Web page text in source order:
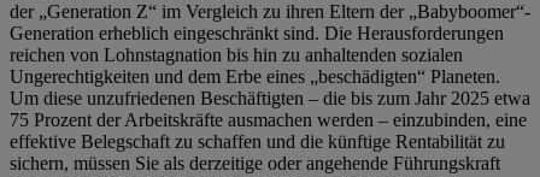
der „Generation Z“ im Vergleich zu ihren Eltern der „Babyboomer“-
Generation erheblich eingeschränkt sind. Die Herausforderungen
reichen von Lohnstagnation bis hin zu anhaltenden sozialen
Ungerechtigkeiten und dem Erbe eines „beschädigten“ Planeten.
Um diese unzufriedenen Beschäftigten – die bis zum Jahr 2025 etwa
75 Prozent der Arbeitskräfte ausmachen werden – einzubinden, eine
effektive Belegschaft zu schaffen und die künftige Rentabilität zu
sichern, müssen Sie als derzeitige oder angehende Führungskraft